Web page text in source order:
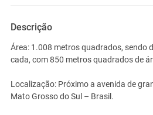
Descrição
Área: 1.008 metros quadrados, sendo
cada, com 850 metros quadrados de
Localização: Próximo a avenida de
Mato Grosso do Sul – Brasil.